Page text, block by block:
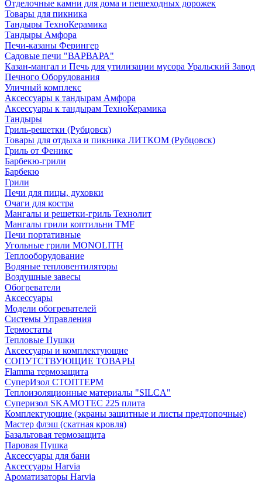
Отделочные камни для дома и пешеходных дорожек
Товары для пикника
Тандыры ТехноКерамика
Тандыры Амфора
Печи-казаны Ферингер
Садовые печи "ВАРВАРА"
Казан-мангал и Печь для утилизации мусора Уральский Завод
Печного Оборудования
Уличный комплекс
Аксессуары к тандырам Амфора
Аксессуары к тандырам ТехноКерамика
Тандыры
Гриль-решетки (Рубцовск)
Товары для отдыха и пикника ЛИТКОМ (Рубцовск)
Гриль от Феникс
Барбекю-грили
Барбекю
Грили
Печи для пицы, духовки
Очаги для костра
Мангалы и решетки-гриль Технолит
Мангалы грили коптильни TMF
Печи портативные
Угольные грили MONOLITH
Теплооборудование
Водяные тепловентиляторы
Воздушные завесы
Обогреватели
Аксессуары
Модели обогревателей
Системы Управления
Термостаты
Тепловые Пушки
Аксессуары и комплектующие
СОПУТСТВУЮЩИЕ ТОВАРЫ
Flamma термозащита
СуперИзол СТОПТЕРМ
Теплоизоляционные материалы "SILCA"
Суперизол SKAMOTEC 225 плита
Комплектующие (экраны защитные и листы предтопочные)
Мастер флэш (скатная кровля)
Базальтовая термозащита
Паровая Пушка
Аксессуары для бани
Аксессуары Harvia
Ароматизаторы Harvia